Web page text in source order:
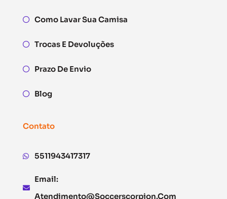
Como Lavar Sua Camisa
Trocas E Devoluções
Prazo De Envio
Blog
Contato
5511943417317
Email:
Atendimento@soccerscorpion.com